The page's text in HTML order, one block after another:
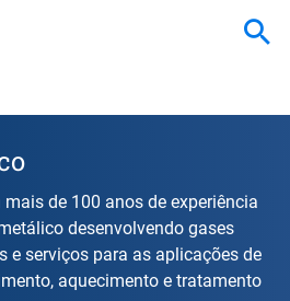
de 100 anos de experiência
desenvolvendo gases
e serviços para as aplicações de
aquecimento e tratamento